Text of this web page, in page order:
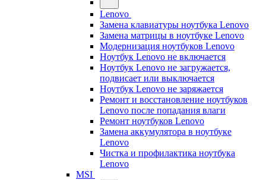
Lenovo
Замена клавиатуры ноутбука Lenovo
Замена матрицы в ноутбуке Lenovo
Модернизация ноутбуков Lenovo
Ноутбук Lenovo не включается
Ноутбук Lenovo не загружается,
подвисает или выключается
Ноутбук Lenovo не заряжается
Ремонт и восстановление ноутбуков
Lenovo после попадания влаги
Ремонт ноутбуков Lenovo
Замена аккумулятора в ноутбуке
Lenovo
Чистка и профилактика ноутбука
Lenovo
MSI